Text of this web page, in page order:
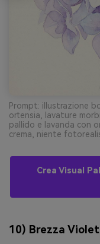
Prompt: illustrazione
ortensia, lavature
pallido e lavanda con
crema, niente
Crea Visual
10) Brezza